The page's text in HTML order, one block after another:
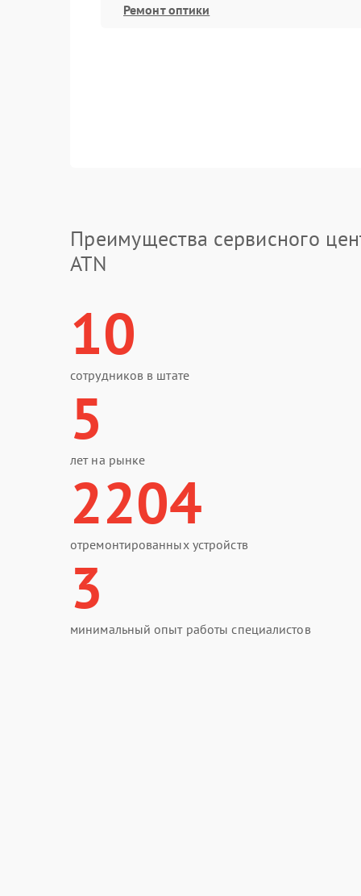
Ремонт оптики
Преимущества сервисного
ATN
10
сотрудников в штате
5
лет на рынке
2204
отремонтированных устройств
3
минимальный опыт работы специалистов